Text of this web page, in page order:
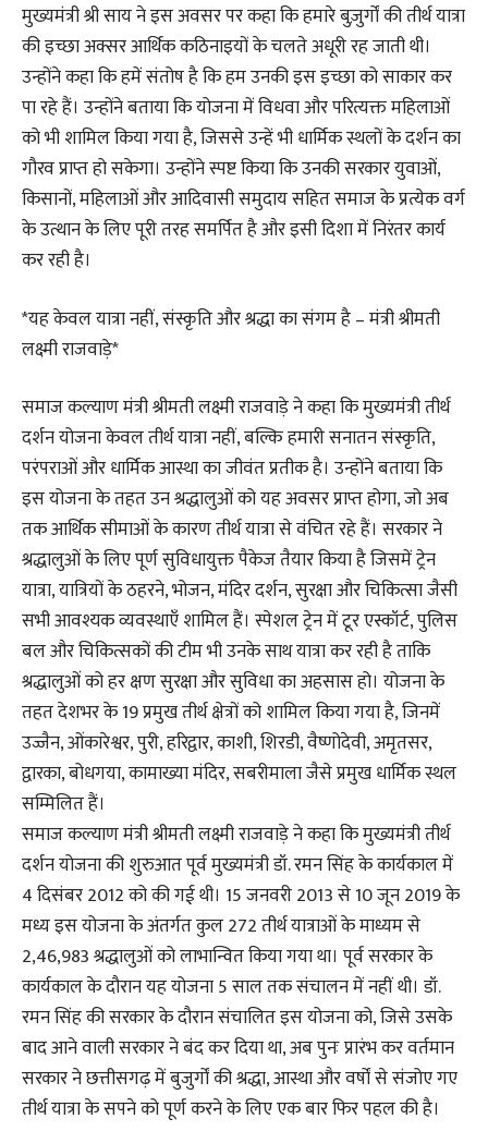
मुख्यमंत्री श्री साय ने इस अवसर पर कहा कि हमारे बुज़ुर्गों की तीर्थ यात्रा
की इच्छा अक्सर आर्थिक कठिनाइयों के चलते अधूरी रह जाती थी।
उन्होंने कहा कि हमें संतोष है कि हम उनकी इस इच्छा को साकार कर
पा रहे हैं। उन्होंने बताया कि योजना में विधवा और परित्यक्त महिलाओं
को भी शामिल किया गया है, जिससे उन्हें भी धार्मिक स्थलों के दर्शन का
गौरव प्राप्त हो सकेगा। उन्होंने स्पष्ट किया कि उनकी सरकार युवाओं,
किसानों, महिलाओं और आदिवासी समुदाय सहित समाज के प्रत्येक वर्ग
के उत्थान के लिए पूरी तरह समर्पित है और इसी दिशा में निरंतर कार्य
कर रही है।
*यह केवल यात्रा नहीं, संस्कृति और श्रद्धा का संगम है – मंत्री श्रीमती
लक्ष्मी राजवाड़े*
समाज कल्याण मंत्री श्रीमती लक्ष्मी राजवाड़े ने कहा कि मुख्यमंत्री तीर्थ
दर्शन योजना केवल तीर्थ यात्रा नहीं, बल्कि हमारी सनातन संस्कृति,
परंपराओं और धार्मिक आस्था का जीवंत प्रतीक है। उन्होंने बताया कि
इस योजना के तहत उन श्रद्धालुओं को यह अवसर प्राप्त होगा, जो अब
तक आर्थिक सीमाओं के कारण तीर्थ यात्रा से वंचित रहे हैं। सरकार ने
श्रद्धालुओं के लिए पूर्ण सुविधायुक्त पैकेज तैयार किया है जिसमें ट्रेन
यात्रा, यात्रियों के ठहरने, भोजन, मंदिर दर्शन, सुरक्षा और चिकित्सा जैसी
सभी आवश्यक व्यवस्थाएँ शामिल हैं। स्पेशल ट्रेन में टूर एस्कॉर्ट, पुलिस
बल और चिकित्सकों की टीम भी उनके साथ यात्रा कर रही है ताकि
श्रद्धालुओं को हर क्षण सुरक्षा और सुविधा का अहसास हो। योजना के
तहत देशभर के 19 प्रमुख तीर्थ क्षेत्रों को शामिल किया गया है, जिनमें
उज्जैन, ओंकारेश्वर, पुरी, हरिद्वार, काशी, शिरडी, वैष्णोदेवी, अमृतसर,
द्वारका, बोधगया, कामाख्या मंदिर, सबरीमाला जैसे प्रमुख धार्मिक स्थल
सम्मिलित हैं।
समाज कल्याण मंत्री श्रीमती लक्ष्मी राजवाड़े ने कहा कि मुख्यमंत्री तीर्थ
दर्शन योजना की शुरुआत पूर्व मुख्यमंत्री डॉ. रमन सिंह के कार्यकाल में
4 दिसंबर 2012 को की गई थी। 15 जनवरी 2013 से 10 जून 2019 के
मध्य इस योजना के अंतर्गत कुल 272 तीर्थ यात्राओं के माध्यम से
2,46,983 श्रद्धालुओं को लाभान्वित किया गया था। पूर्व सरकार के
कार्यकाल के दौरान यह योजना 5 साल तक संचालन में नहीं थी। डॉ.
रमन सिंह की सरकार के दौरान संचालित इस योजना को, जिसे उसके
बाद आने वाली सरकार ने बंद कर दिया था, अब पुनः प्रारंभ कर वर्तमान
सरकार ने छत्तीसगढ़ में बुजुर्गों की श्रद्धा, आस्था और वर्षों से संजोए गए
तीर्थ यात्रा के सपने को पूर्ण करने के लिए एक बार फिर पहल की है।